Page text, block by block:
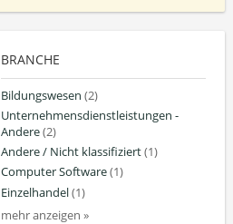
BRANCHE
Bildungswesen (2)
Unternehmensdienstleistungen -
Andere(2)
Andere / Nicht klassifiziert(1)
Computer Software(1)
Einzelhandel(1)
mehr anzeigen »